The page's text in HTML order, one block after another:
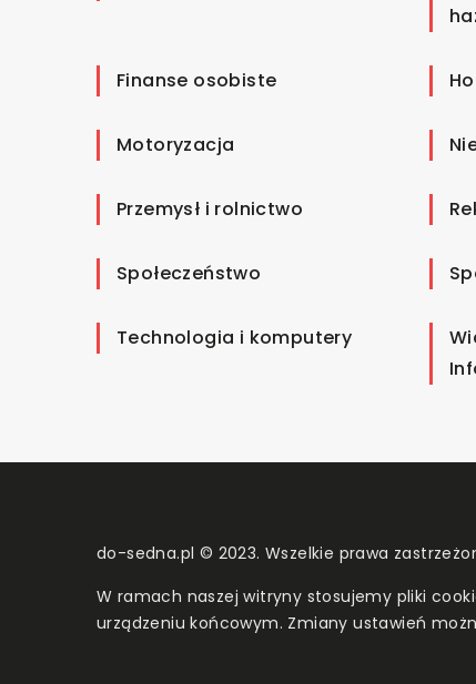
Finanse osobiste
Motoryzacja
Przemysł i rolnictwo
Społeczeństwo
Technologia i komputery
do-sedna.pl © 2023. Wszelkie prawa
W ramach naszej witryny stosujemy pliki
urządzeniu końcowym. Zmiany ustawień